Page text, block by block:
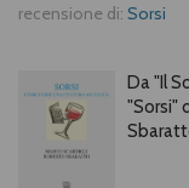
recensione di: Sorsi
Da "Il
"Sorsi"